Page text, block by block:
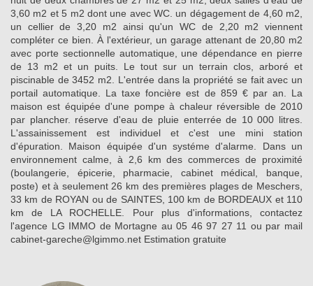
3,60 m2 et 5 m2 dont une avec WC. un dégagement de 4,60 m2,
un cellier de 3,20 m2 ainsi qu'un WC de 2,20 m2 viennent
compléter ce bien. À l'extérieur, un garage attenant de 20,80 m2
avec porte sectionnelle automatique, une dépendance en pierre
de 13 m2 et un puits. Le tout sur un terrain clos, arboré et
piscinable de 3452 m2. L'entrée dans la propriété se fait avec un
portail automatique. La taxe foncière est de 859 € par an. La
maison est équipée d'une pompe à chaleur réversible de 2010
par plancher. réserve d'eau de pluie enterrée de 10 000 litres.
L'assainissement est individuel et c'est une mini station
d'épuration. Maison équipée d'un systéme d'alarme. Dans un
environnement calme, à 2,6 km des commerces de proximité
(boulangerie, épicerie, pharmacie, cabinet médical, banque,
poste) et à seulement 26 km des premières plages de Meschers,
33 km de ROYAN ou de SAINTES, 100 km de BORDEAUX et 110
km de LA ROCHELLE. Pour plus d'informations, contactez
l'agence LG IMMO de Mortagne au 05 46 97 27 11 ou par mail
cabinet-gareche@lgimmo.net Estimation gratuite